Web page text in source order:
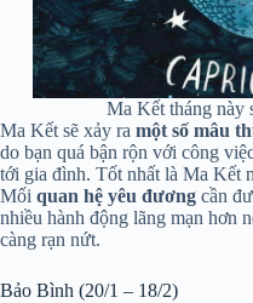
Ma Kết tháng này
Ma Kết sẽ xảy ra một số mâu
do bạn quá bận rộn với công
tới gia đình. Tốt nhất là Ma Kết
Mối quan hệ yêu đương cần
nhiều hành động lãng mạn hơn
càng rạn nứt.
Bảo Bình (20/1 – 18/2)